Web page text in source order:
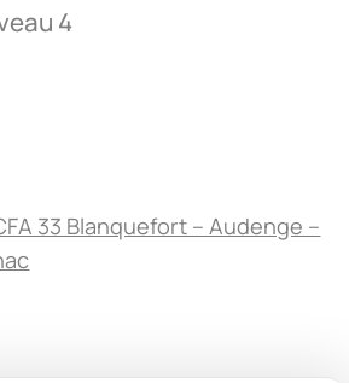
4
33 Blanquefort – Audenge –